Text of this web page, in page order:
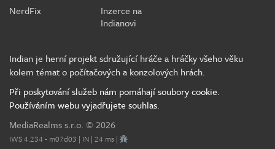
NerdFix
Inzerce na
Indianovi
Indian je herní projekt sdružující hráče a hráčky všeho věku
kolem témat o počítačových a konzolových hrách.
Při poskytování služeb nám pomáhají soubory cookie.
Používáním webu vyjadřujete souhlas.
MediaRealms s.r.o. © 2026
IWS 4.234 - m07d03 | IN | 24 ms |